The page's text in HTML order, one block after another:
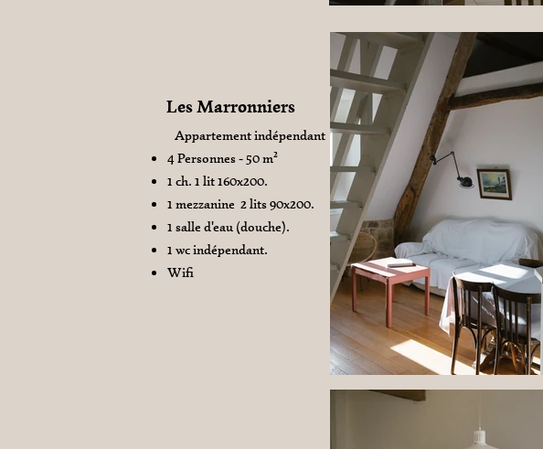
Les Marronniers
Appartement indépendant
4 Personnes - 50 m²
1 ch. 1 lit 160x200.
1 mezzanine 2 lits 90x200.
1 salle d'eau (douche).
1 wc indépendant.
Wifi